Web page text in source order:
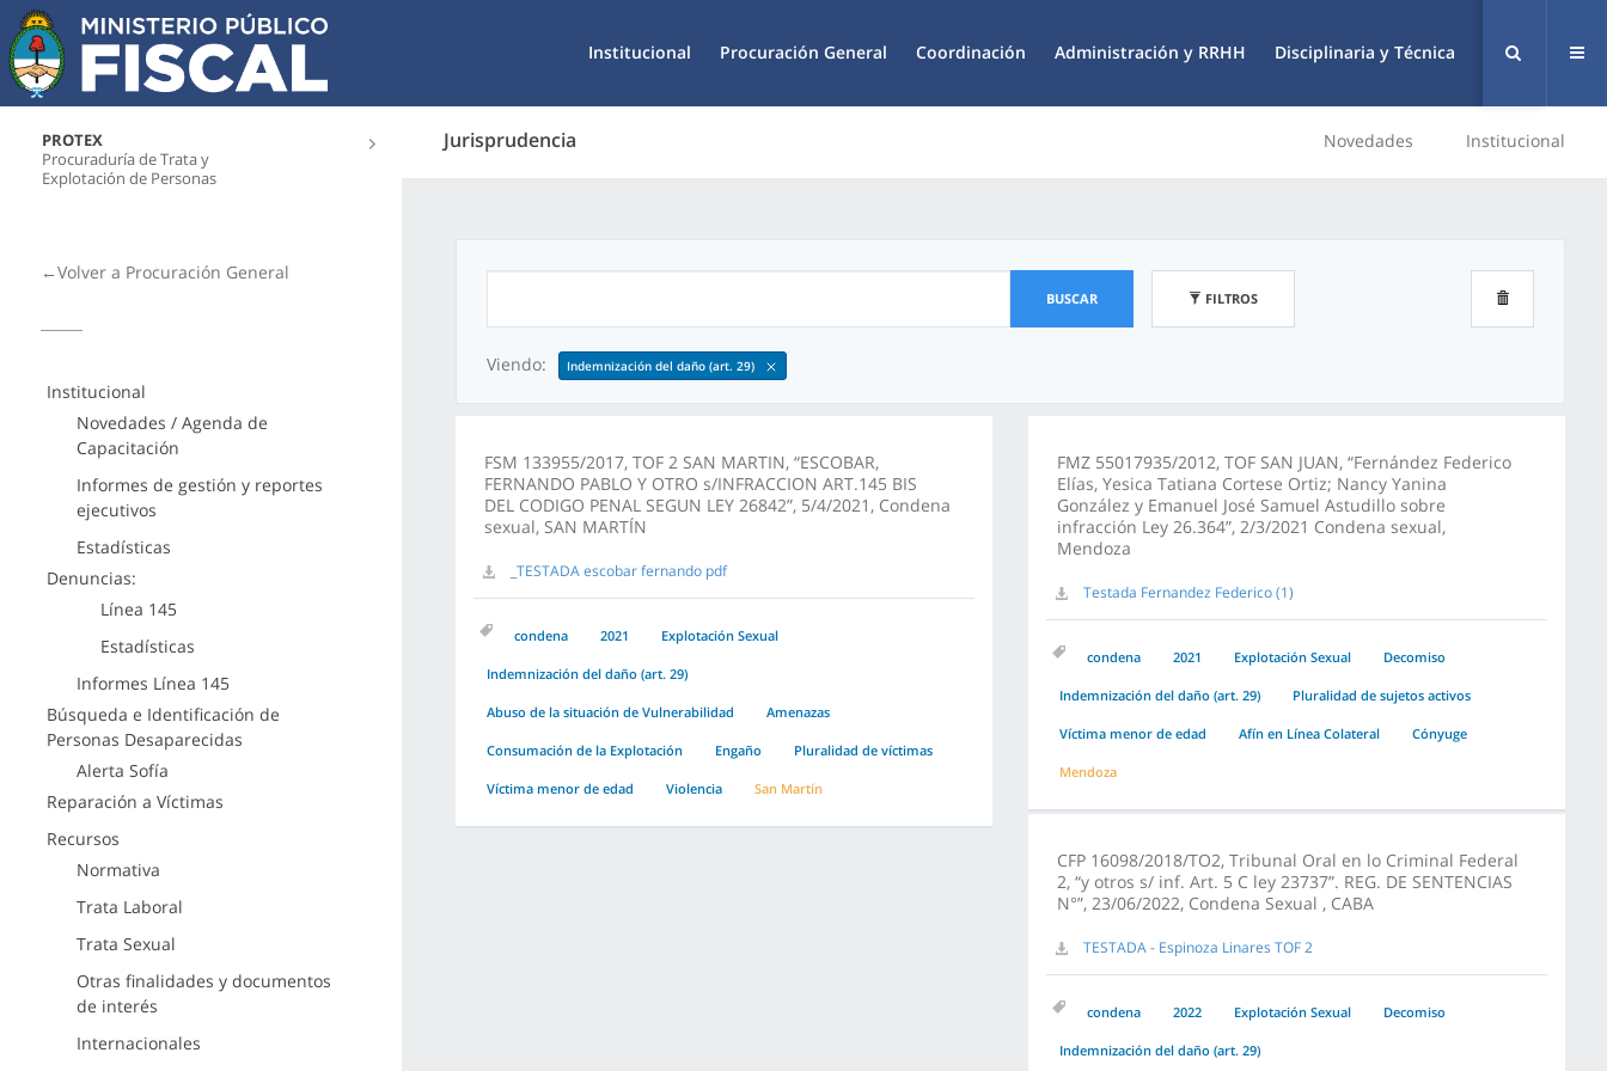
Institucional Procuración General Coordinación Administración y RRHH Disciplinaria y Técnica
PROTEX
Procuraduría de Trata y
Explotación de Personas
Jurisprudencia Novedades Institucional
←Volver a Procuración General
Institucional
Novedades / Agenda de
Capacitación
Informes de gestión y reportes
ejecutivos
Estadísticas
Denuncias:
Línea 145
Estadísticas
Informes Línea 145
Búsqueda e Identificación de
Personas Desaparecidas
Alerta Sofía
Reparación a Víctimas
Recursos
Normativa
Trata Laboral
Trata Sexual
Otras finalidades y documentos
de interés
Internacionales
BUSCAR FILTROS
Viendo: Indemnización del daño (art. 29)
FSM 133955/2017, TOF 2 SAN MARTIN, “ESCOBAR,
FERNANDO PABLO Y OTRO s/INFRACCION ART.145 BIS
DEL CODIGO PENAL SEGUN LEY 26842”, 5/4/2021, Condena
sexual, SAN MARTÍN
_TESTADA escobar fernando pdf
condena 2021 Explotación Sexual
Indemnización del daño (art. 29)
Abuso de la situación de Vulnerabilidad Amenazas
Consumación de la Explotación Engaño Pluralidad de víctimas
Víctima menor de edad Violencia San Martín
FMZ 55017935/2012, TOF SAN JUAN, “Fernández Federico
Elías, Yesica Tatiana Cortese Ortiz; Nancy Yanina
González y Emanuel José Samuel Astudillo sobre
infracción Ley 26.364”, 2/3/2021 Condena sexual,
Mendoza
Testada Fernandez Federico (1)
condena 2021 Explotación Sexual Decomiso
Indemnización del daño (art. 29) Pluralidad de sujetos activos
Víctima menor de edad Afín en Línea Colateral Cónyuge
Mendoza
CFP 16098/2018/TO2, Tribunal Oral en lo Criminal Federal
2, “y otros s/ inf. Art. 5 C ley 23737”. REG. DE SENTENCIAS
N°”, 23/06/2022, Condena Sexual , CABA
TESTADA - Espinoza Linares TOF 2
condena 2022 Explotación Sexual Decomiso
Indemnización del daño (art. 29)